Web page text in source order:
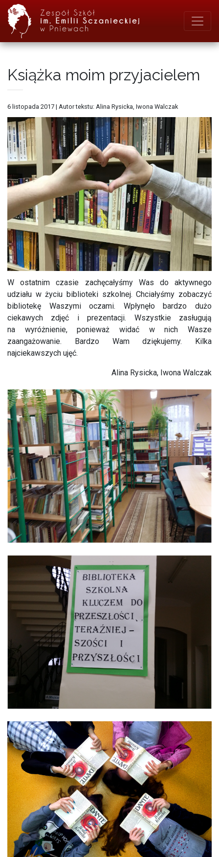
Książka moim przyjacielem
6 listopada 2017 | Autor tekstu: Alina Rysicka, Iwona Walczak
W ostatnim czasie zachęcałyśmy Was do aktywnego
udziału w życiu biblioteki szkolnej. Chciałyśmy zobaczyć
bibliotekę Waszymi oczami. Wpłynęło bardzo dużo
ciekawych zdjęć i prezentacji. Wszystkie zasługują
na wyróżnienie, ponieważ widać w nich Wasze
zaangażowanie. Bardzo Wam dziękujemy. Kilka
najciekawszych ujęć.
Alina Rysicka, Iwona Walczak